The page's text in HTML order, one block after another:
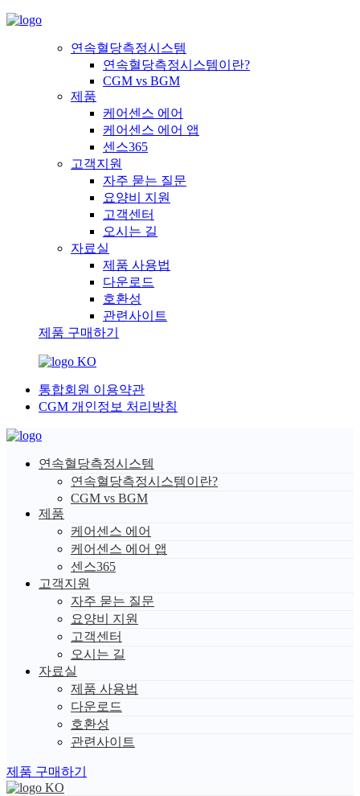
연속혈당측정시스템
연속혈당측정시스템이란?
CGM vs BGM
제품
케어센스 에어
케어센스 에어 앱
센스365
고객지원
자주 묻는 질문
요양비 지원
고객센터
오시는 길
자료실
제품 사용법
다운로드
호환성
관련사이트
제품 구매하기
KO
통합회원 이용약관
CGM 개인정보 처리방침
연속혈당측정시스템
연속혈당측정시스템이란?
CGM vs BGM
제품
케어센스 에어
케어센스 에어 앱
센스365
고객지원
자주 묻는 질문
요양비 지원
고객센터
오시는 길
자료실
제품 사용법
다운로드
호환성
관련사이트
제품 구매하기
KO